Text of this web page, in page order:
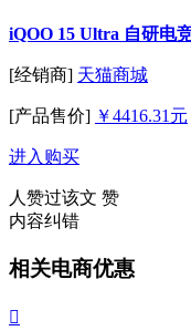
iQOO 15 Ultra 自研电
[经销商] 天猫商城
[产品售价] ￥4416.31元
进入购买
人赞过该文 赞
内容纠错
相关电商优惠
